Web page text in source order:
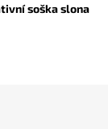
soška slona